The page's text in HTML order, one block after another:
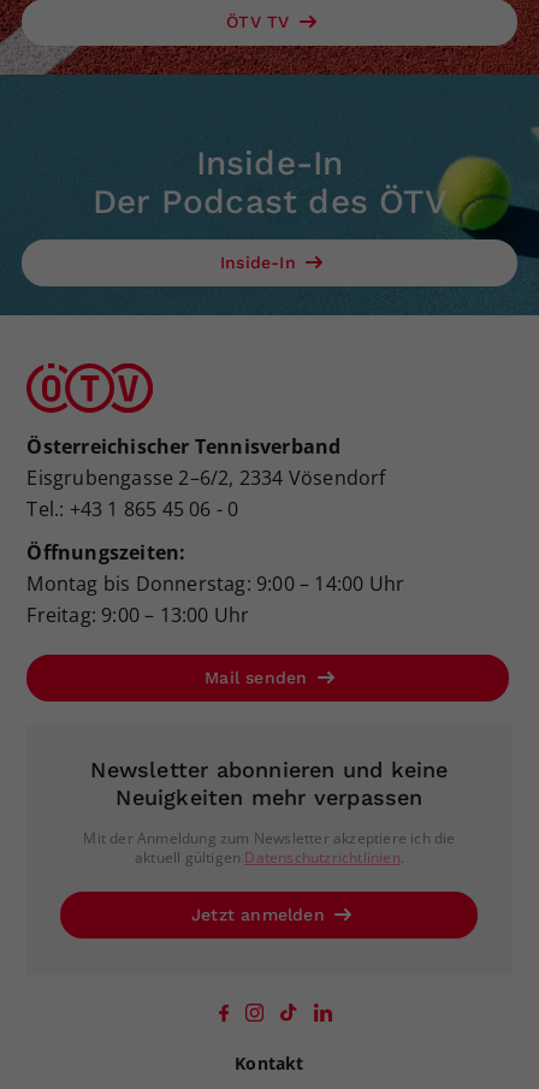
ÖTV TV
Inside-In
Der Podcast des ÖTV
Inside-In
Österreichischer Tennisverband
Eisgrubengasse 2–6/2, 2334 Vösendorf
Tel.: +43 1 865 45 06 - 0
Öffnungszeiten:
Montag bis Donnerstag: 9:00 – 14:00 Uhr
Freitag: 9:00 – 13:00 Uhr
Mail senden
Newsletter abonnieren und keine
Neuigkeiten mehr verpassen
Mit der Anmeldung zum Newsletter akzeptiere ich die
aktuell gültigen Datenschutzrichtlinien.
Jetzt anmelden
Kontakt